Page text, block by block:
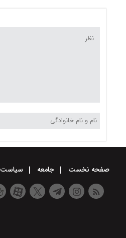
صفحه نخست جامعه سیاست